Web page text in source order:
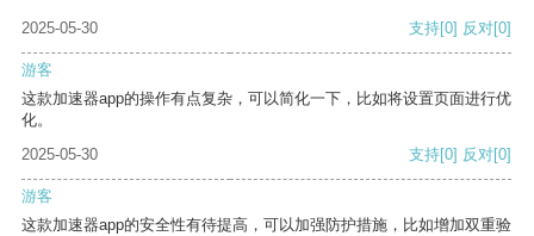
2025-05-30 支持[0] 反对[0]
游客
这款加速器app的操作有点复杂，可以简化一下，比如将设置页面进行优
化。
2025-05-30
支持[0] 反对[0]
游客
这款加速器app的安全性有待提高，可以加强防护措施，比如增加双重验